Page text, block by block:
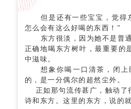
但是还有一些宝宝，觉得
怎么会有这么好喝的东西！”
东方很淡，因为她不是普
正确地喝东方树叶，最重要的
中滋味。
想象你喝一口清茶，闭
的，是一分偶尔的超然尘外。
正如那句流传甚广，触动了
诗和东方。这里的东方，说的